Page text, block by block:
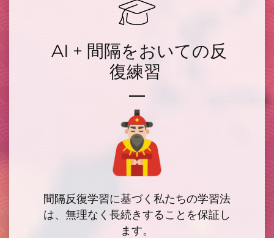
AI + 間隔をおいての反
復練習
間隔反復学習に基づく私たちの学習法
は、無理なく長続きすることを保証し
ます。